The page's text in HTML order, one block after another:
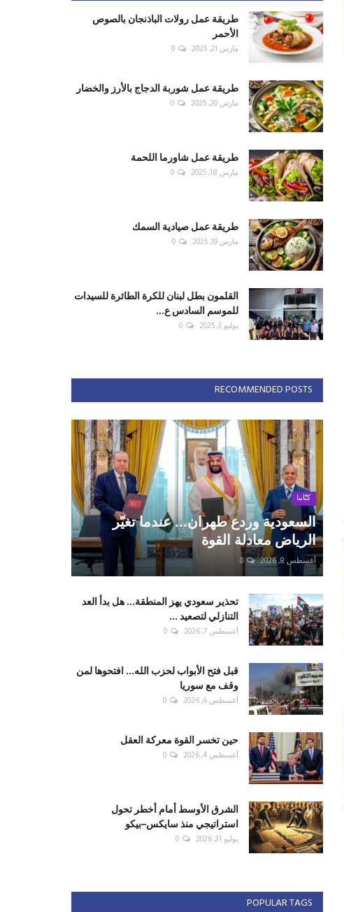
طريقة عمل رولات الباذنجان بالصوص
الأحمر
مارس 21, 2025 0
طريقة عمل شوربة الدجاج بالأرز والخضار
مارس 20, 2025 0
طريقة عمل شاورما اللحمة
مارس 18, 2025 0
طريقة عمل صيادية السمك
مارس 19, 2025 0
القلمون بطل لبنان للكرة الطائرة للسيدات
للموسم السادس ع...
يوليو 3, 2025 0
RECOMMENDED POSTS
كتّابنا
السعودية وردع طهران... عندما تغيّر
الرياض معادلة القوة
أغسطس 8, 2026 0
تحذير سعودي يهز المنطقة... هل بدأ العد
التنازلي لتصعيد ...
أغسطس 7, 2026 0
قبل فتح الأبواب لحزب الله... افتحوها لمن
وقف مع سوريا
أغسطس 6, 2026 0
حين تخسر القوة معركة العقل
أغسطس 4, 2026 0
الشرق الأوسط أمام أخطر تحول
استراتيجي منذ سايكس–بيكو
يوليو 31, 2026 0
POPULAR TAGS